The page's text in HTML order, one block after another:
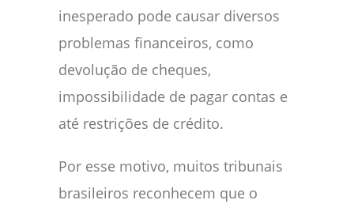
inesperado pode causar diversos
problemas financeiros, como
devolução de cheques,
impossibilidade de pagar contas e
até restrições de crédito.
Por esse motivo, muitos tribunais
brasileiros reconhecem que o